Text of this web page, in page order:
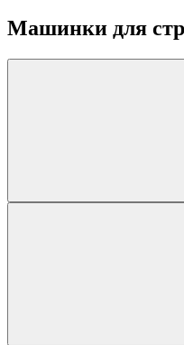
Машинки для